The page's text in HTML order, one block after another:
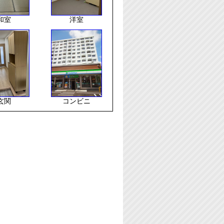
室 洋室
関 コンビニ